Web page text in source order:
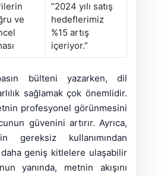
ve
“2024 yılı satış
hedeflerimiz
%15 artış
içeriyor.”
bülteni yazarken, dil
sağlamak çok önemlidir.
profesyonel görünmesini
güvenini artırır. Ayrıca,
gereksiz kullanımından
daha geniş kitlelere ulaşabilir
yanında, metnin akışını